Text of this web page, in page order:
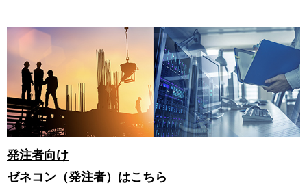
発注者向け
ゼネコン（発注者）はこちら